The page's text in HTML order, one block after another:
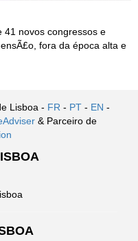
41 novos congressos e
fora da época alta e
Lisboa - FR - PT - EN -
& Parceiro de